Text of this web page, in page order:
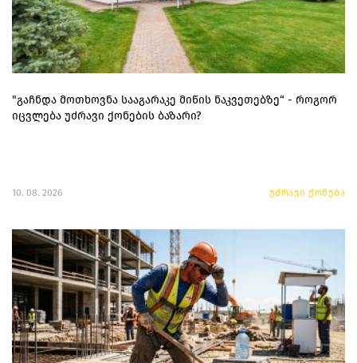
"გაჩნდა მოთხოვნა სააგარაკე მიწის ნაკვეთებზე“ - როგორ
იცვლება უძრავი ქონების ბაზარი?
10. 08. 2026 უძრავი ქონება